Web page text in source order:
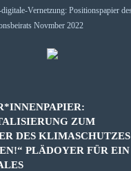
ZUM
DES KLIMASCHUTZES
PLÄDOYER FÜR EIN